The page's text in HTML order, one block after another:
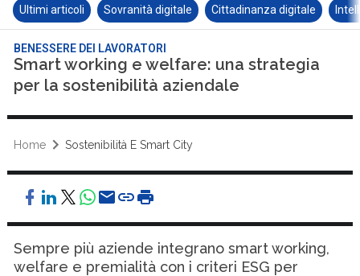
Ultimi articoli Sovranità digitale Cittadinanza digitale
BENESSERE DEI LAVORATORI
Smart working e welfare: una strategia
per la sostenibilità aziendale
Home Sostenibilità E Smart City
Sempre più aziende integrano smart working,
welfare e premialità con i criteri ESG per